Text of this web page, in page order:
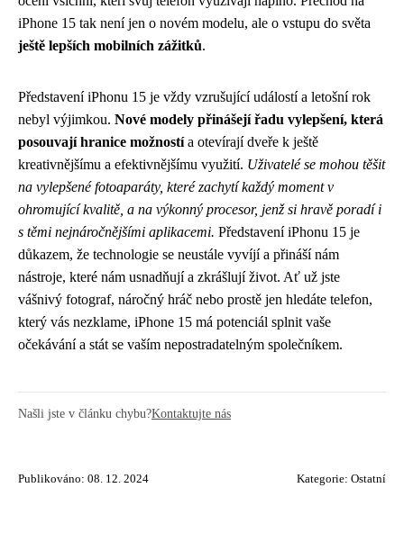
iPhone 15 tak není jen o novém modelu, ale o vstupu do světa
ještě lepších mobilních zážitků.
Představení iPhonu 15 je vždy vzrušující událostí a letošní rok
nebyl výjimkou. Nové modely přinášejí řadu vylepšení, která
posouvají hranice možnostía otevírají dveře k ještě
kreativnějšímu a efektivnějšímu využití. Uživatelé se mohou těšit
na vylepšené fotoaparáty, které zachytí každý moment v
ohromující kvalitě, a na výkonný procesor, jenž si hravě poradí i
s těmi nejnáročnějšími aplikacemi. Představení iPhonu 15 je
důkazem, že technologie se neustále vyvíjí a přináší nám
nástroje, které nám usnadňují a zkrášlují život. Ať už jste
vášnivý fotograf, náročný hráč nebo prostě jen hledáte telefon,
který vás nezklame, iPhone 15 má potenciál splnit vaše
očekávání a stát se vaším nepostradatelným společníkem.
Našli jste v článku chybu?Kontaktujte nás
Publikováno: 08. 12. 2024 Kategorie: Ostatní